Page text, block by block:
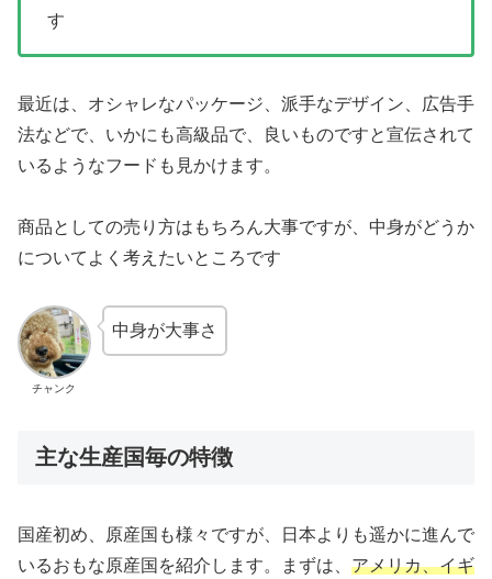
す
最近は、オシャレなパッケージ、派手なデザイン、広告手
法などで、いかにも高級品で、良いものですと宣伝されて
いるようなフードも見かけます。
商品としての売り方はもちろん大事ですが、中身がどうか
についてよく考えたいところです
チャンク
中身が大事さ
主な生産国毎の特徴
国産初め、原産国も様々ですが、日本よりも遥かに進んで
いるおもな原産国を紹介します。まずは、 アメリカ、イギ